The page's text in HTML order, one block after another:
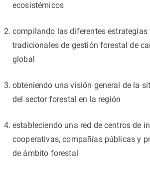
ecosistémicos
compilando las diferentes estrategias
tradicionales de gestión forestal de
global
obteniendo una visión general de la
del sector forestal en la región
estableciendo una red de centros de
cooperativas, compañías públicas y
de ámbito forestal